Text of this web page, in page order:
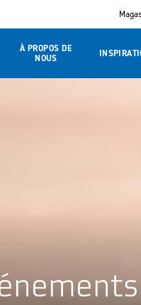
À PROPOS DE
NOUS